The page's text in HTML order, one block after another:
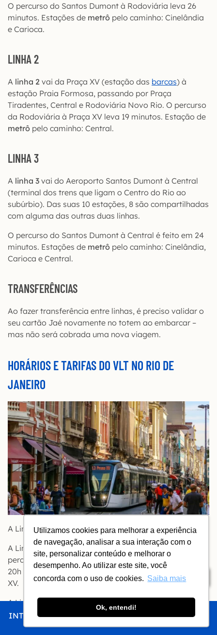
Utilizamos cookies para melhorar a experiência
de navegação, analisar a sua interação com o
site, personalizar conteúdo e melhorar o
desempenho. Ao utilizar este site, você
concorda com o uso de cookies. Saiba mais
Ok, entendi!
INTRO CHEGAR FICAR COMER FAZER
Índice
O percurso do Santos Dumont à Rodoviária leva 26
minutos. Estações de metrô pelo caminho: Cinelândia
e Carioca.
LINHA 2
A linha 2 vai da Praça XV (estação das barcas) à
estação Praia Formosa, passando por Praça
Tiradentes, Central e Rodoviária Novo Rio. O percurso
da Rodoviária à Praça XV leva 19 minutos. Estação de
metrô pelo caminho: Central.
LINHA 3
A linha 3 vai do Aeroporto Santos Dumont à Central
(terminal dos trens que ligam o Centro do Rio ao
subúrbio). Das suas 10 estações, 8 são compartilhadas
com alguma das outras duas linhas.
O percurso do Santos Dumont à Central é feito em 24
minutos. Estações de metrô pelo caminho: Cinelândia,
Carioca e Central.
TRANSFERÊNCIAS
Ao fazer transferência entre linhas, é preciso validar o
seu cartão Jaé novamente no totem ao embarcar –
mas não será cobrada uma nova viagem.
HORÁRIOS E TARIFAS DO VLT NO RIO DE
JANEIRO
A Linha 1 funciona diariamente das 6h à meia-noite.
A Linha 2 funciona diariamente das 6h à 20h no
percurso completo (Praia Formosa à Praça XV). Das
20h à meia-noite, opera apenas entre Central e Praça
XV.
A Linha 3 funciona diariamente das 6h à meia-noite.